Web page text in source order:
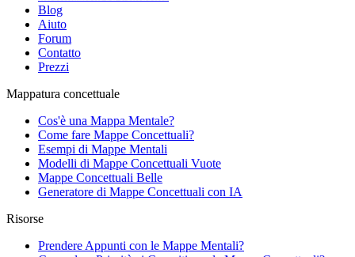
Blog
Aiuto
Forum
Contatto
Prezzi
Mappatura concettuale
Cos'è una Mappa Mentale?
Come fare Mappe Concettuali?
Esempi di Mappe Mentali
Modelli di Mappe Concettuali Vuote
Mappe Concettuali Belle
Generatore di Mappe Concettuali con IA
Risorse
Prendere Appunti con le Mappe Mentali?